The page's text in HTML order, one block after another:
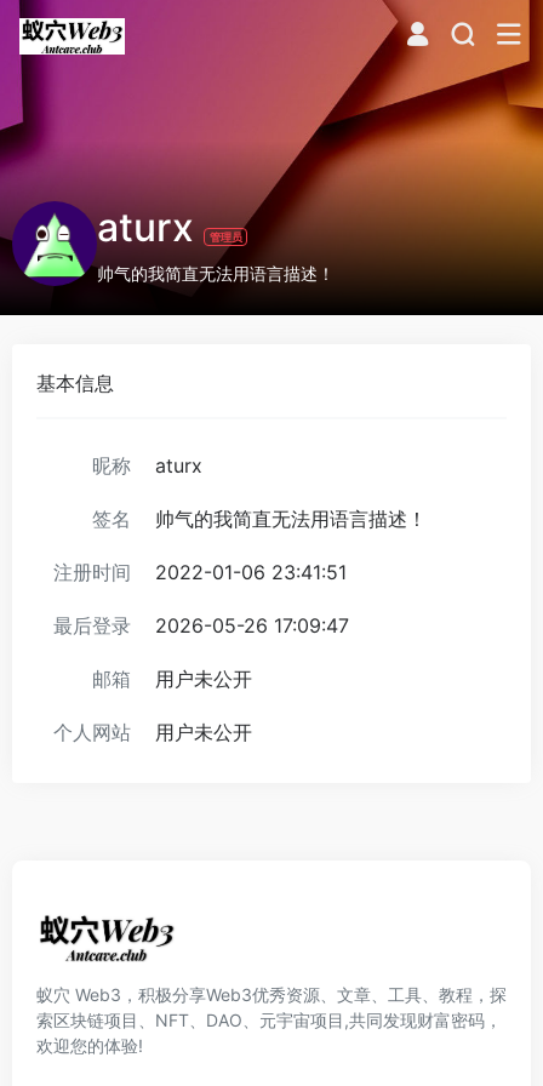
aturx 管理员
帅气的我简直无法用语言描述！
基本信息
昵称 aturx
签名 帅气的我简直无法用语言描述！
注册时间 2022-01-06 23:41:51
最后登录 2026-05-26 17:09:47
邮箱 用户未公开
个人网站 用户未公开
蚁穴 Web3，积极分享Web3优秀资源、文章、工具、教程，探
索区块链项目、NFT、DAO、元宇宙项目,共同发现财富密码，
欢迎您的体验!